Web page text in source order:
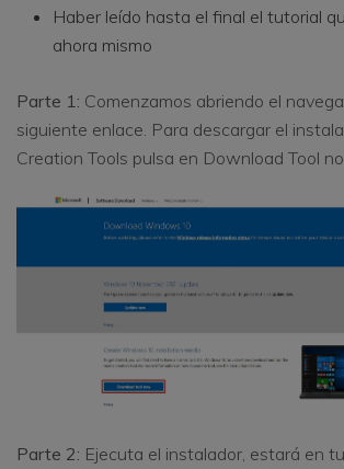
Haber leído hasta el final el tutorial
ahora mismo
Parte 1: Comenzamos abriendo el
siguiente enlace. Para descargar el
Creation Tools pulsa en Download Tool
Parte 2: Ejecuta el instalador, estará en